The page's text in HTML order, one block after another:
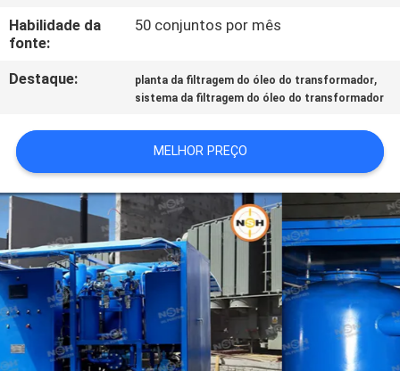
NOTÍCIA
PEÇA
CITAÇÕES
MAPA
DO
SITE
PRIVACY
POLICY
Habilidade da
fonte:
50 conjuntos por mês
Destaque: planta da filtragem do óleo do transformador,
sistema da filtragem do óleo do transformador
MELHOR PREÇO